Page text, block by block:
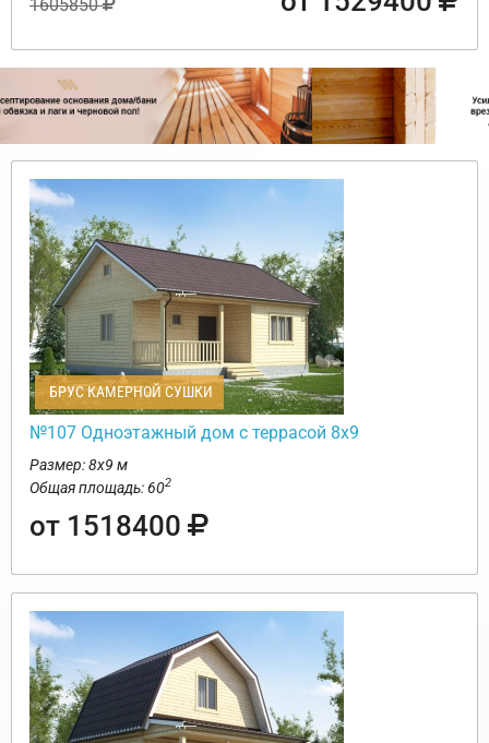
1605850
БРУС КАМЕРНОЙ СУШКИ
№107 Одноэтажный дом с террасой 8х9
Размер: 8х9 м
Общая площадь: 602
от 1518400